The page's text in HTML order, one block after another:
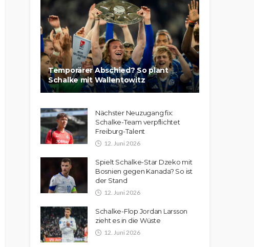
Temporärer Abschied? So plant
Schalke mit Wallentowitz
Nächster Neuzugang fix:
Schalke-Team verpflichtet
Freiburg-Talent
12. Juni 2026
Spielt Schalke-Star Dzeko mit
Bosnien gegen Kanada? So ist
der Stand
12. Juni 2026
Schalke-Flop Jordan Larsson
zieht es in die Wüste
12. Juni 2026